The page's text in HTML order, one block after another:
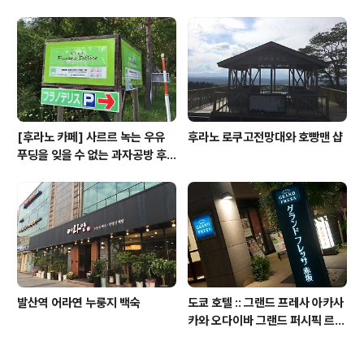
[후라노 카페] 사르르 녹는 우유
푸딩을 잊을 수 없는 과자공방 후
후라노 로쿠고전망대와 호빵맨 샵
발산역 어라연 누룽지 백숙
도쿄 호텔 :: 그랜드 프레사 아카사
카와 오다이바 그랜드 퍼시픽 르